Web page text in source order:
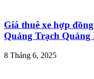
Giá thuê xe hợp
Quảng Trạch Quảng
8 Tháng 6, 2025